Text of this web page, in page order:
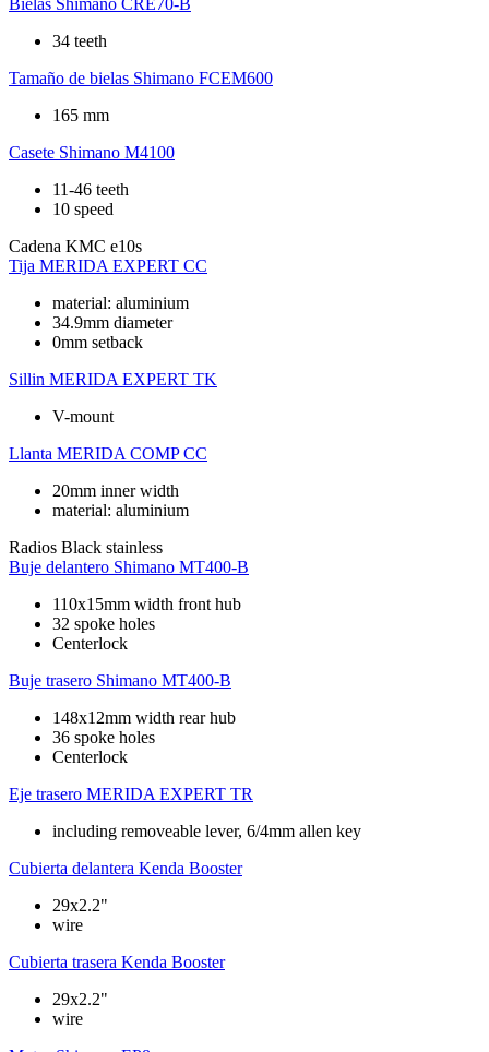
Bielas Shimano CRE70-B
34 teeth
Tamaño de bielas Shimano FCEM600
165 mm
Casete Shimano M4100
11-46 teeth
10 speed
Cadena KMC e10s
Tija MERIDA EXPERT CC
material: aluminium
34.9mm diameter
0mm setback
Sillin MERIDA EXPERT TK
V-mount
Llanta MERIDA COMP CC
20mm inner width
material: aluminium
Radios Black stainless
Buje delantero Shimano MT400-B
110x15mm width front hub
32 spoke holes
Centerlock
Buje trasero Shimano MT400-B
148x12mm width rear hub
36 spoke holes
Centerlock
Eje trasero MERIDA EXPERT TR
including removeable lever, 6/4mm allen key
Cubierta delantera Kenda Booster
29x2.2"
wire
Cubierta trasera Kenda Booster
29x2.2"
wire